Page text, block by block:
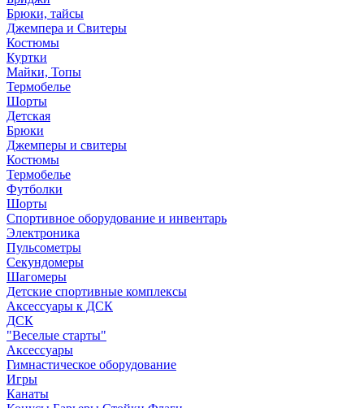
Брюки, тайсы
Джемпера и Свитеры
Костюмы
Куртки
Майки, Топы
Термобелье
Шорты
Детская
Брюки
Джемперы и свитеры
Костюмы
Термобелье
Футболки
Шорты
Спортивное оборудование и инвентарь
Электроника
Пульсометры
Секундомеры
Шагомеры
Детские спортивные комплексы
Аксессуары к ДСК
ДСК
"Веселые старты"
Аксессуары
Гимнастическое оборудование
Игры
Канаты